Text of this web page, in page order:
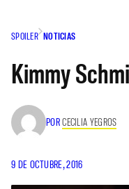
SPOILER NOTICIAS
Kimmy
PORCECILIA YEGROS
9 DE OCTUBRE, 2016